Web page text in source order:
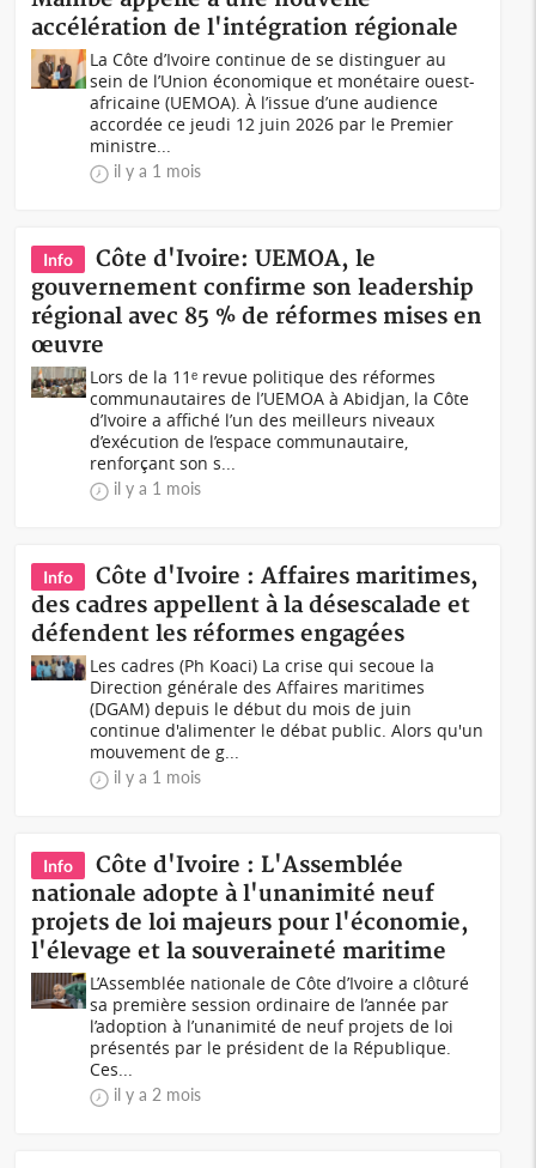
accélération de l'intégration régionale
La Côte d’Ivoire continue de se distinguer au
sein de l’Union économique et monétaire ouest-
africaine (UEMOA). À l’issue d’une audience
accordée ce jeudi 12 juin 2026 par le Premier
ministre...
il y a 1 mois
Info
Côte d'Ivoire: UEMOA, le
gouvernement confirme son leadership
régional avec 85 % de réformes mises en
œuvre
Lors de la 11ᵉ revue politique des réformes
communautaires de l’UEMOA à Abidjan, la Côte
d’Ivoire a affiché l’un des meilleurs niveaux
d’exécution de l’espace communautaire,
renforçant son s...
il y a 1 mois
Info
Côte d'Ivoire : Affaires maritimes,
des cadres appellent à la désescalade et
défendent les réformes engagées
Les cadres (Ph Koaci) La crise qui secoue la
Direction générale des Affaires maritimes
(DGAM) depuis le début du mois de juin
continue d'alimenter le débat public. Alors qu'un
mouvement de g...
il y a 1 mois
Info
Côte d'Ivoire : L'Assemblée
nationale adopte à l'unanimité neuf
projets de loi majeurs pour l'économie,
l'élevage et la souveraineté maritime
L’Assemblée nationale de Côte d’Ivoire a clôturé
sa première session ordinaire de l’année par
l’adoption à l’unanimité de neuf projets de loi
présentés par le président de la République.
Ces...
il y a 2 mois